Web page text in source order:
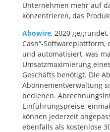
Unternehmen mehr auf
konzentrieren, das
Abowire, 2020
Cash“-
und automatisiert, was
Umsatzmaximierung
Geschäfts benötigt. Die
Abonnementverwaltung
bedienen.
Einführungspreise,
können jederzeit
ebenfalls als kostenlose